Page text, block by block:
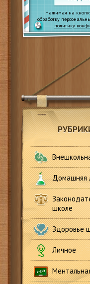
Нажимая на
обработку
политику
Домашняя
школе
Здоровье
Личное